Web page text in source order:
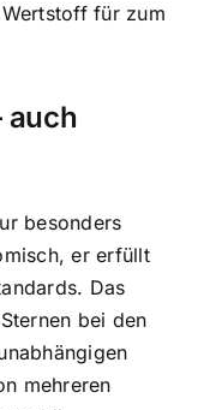
für zum
auch
besonders
er erfüllt
Das
bei den
mehreren